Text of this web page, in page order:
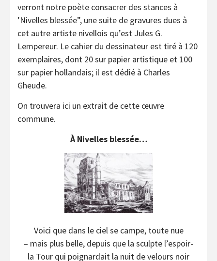
verront notre poète consacrer des stances à
’Nivelles blessée”, une suite de gravures dues à
cet autre artiste nivellois qu’est Jules G.
Lempereur. Le cahier du dessinateur est tiré à 120
exemplaires, dont 20 sur papier artistique et 100
sur papier hollandais; il est dédié à Charles
Gheude.
On trouvera ici un extrait de cette œuvre
commune.
À Nivelles blessée…
Voici que dans le ciel se campe, toute nue
– mais plus belle, depuis que la sculpte l’espoir-
la Tour qui poignardait la nuit de velours noir